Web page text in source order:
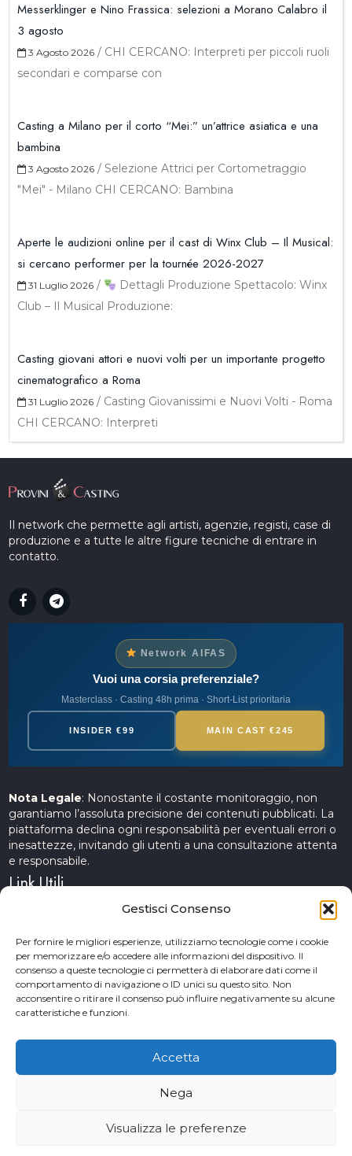
Gestisci Consenso
Per fornire le migliori esperienze, utilizziamo tecnologie come i cookie
per memorizzare e/o accedere alle informazioni del dispositivo. Il
consenso a queste tecnologie ci permetterà di elaborare dati come il
comportamento di navigazione o ID unici su questo sito. Non
acconsentire o ritirare il consenso può influire negativamente su alcune
caratteristiche e funzioni.
Accetta
Nega
Visualizza le preferenze
Messerklinger e Nino Frassica: selezioni a Morano Calabro il
3 agosto
3 Agosto 2026 / CHI CERCANO: Interpreti per piccoli ruoli
secondari e comparse con
Casting a Milano per il corto “Mei:” un’attrice asiatica e una
bambina
3 Agosto 2026 / Selezione Attrici per Cortometraggio
"Mei" - Milano CHI CERCANO: Bambina
Aperte le audizioni online per il cast di Winx Club – Il Musical:
si cercano performer per la tournée 2026-2027
31 Luglio 2026 /
Dettagli Produzione Spettacolo: Winx
Club – Il Musical Produzione:
Casting giovani attori e nuovi volti per un importante progetto
cinematografico a Roma
31 Luglio 2026 / Casting Giovanissimi e Nuovi Volti - Roma
CHI CERCANO: Interpreti
Il network che permette agli artisti, agenzie, registi, case di
produzione e a tutte le altre figure tecniche di entrare in
contatto.
Network AIFAS
Vuoi una corsia preferenziale?
Masterclass · Casting 48h prima · Short-List prioritaria
INSIDER €99 MAIN CAST €245
Nota Legale: Nonostante il costante monitoraggio, non
garantiamo l’assoluta precisione dei contenuti pubblicati. La
piattaforma declina ogni responsabilità per eventuali errori o
inesattezze, invitando gli utenti a una consultazione attenta
e responsabile.
Link Utili
Servizi Cinematografici
CercAttori
Accademia Arte e Spettacolo